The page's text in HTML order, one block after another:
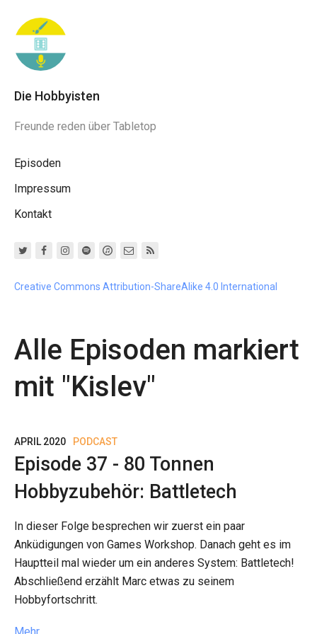
Die Hobbyisten
Freunde reden über Tabletop
Episoden
Impressum
Kontakt
Creative Commons Attribution-ShareAlike 4.0 International
Alle Episoden markiert
mit "Kislev"
APRIL 2020 PODCAST
Episode 37 - 80 Tonnen
Hobbyzubehör: Battletech
In dieser Folge besprechen wir zuerst ein paar
Anküdigungen von Games Workshop. Danach geht es im
Hauptteil mal wieder um ein anderes System: Battletech!
Abschließend erzählt Marc etwas zu seinem
Hobbyfortschritt.